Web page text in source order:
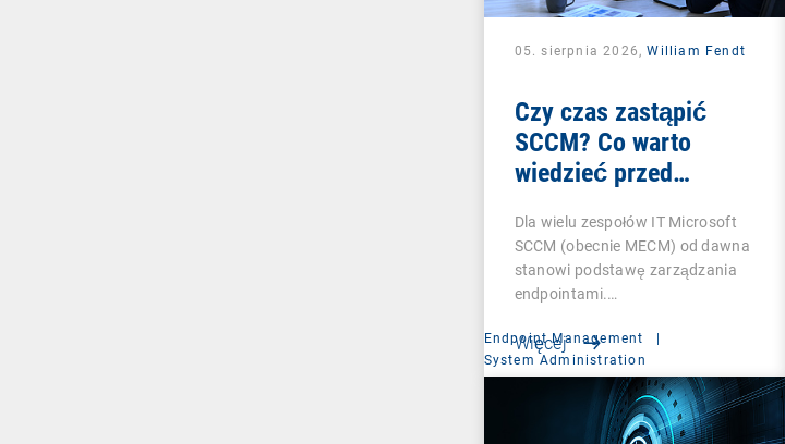
05. sierpnia 2026,William Fendt
Czy czas zastąpić
SCCM? Co warto
wiedzieć przed
zmianie
Dla wielu zespołów IT Microsoft
SCCM (obecnie MECM) od dawna
stanowi podstawę zarządzania
endpointami.…
Więcej
Endpoint Management
|
System Administration